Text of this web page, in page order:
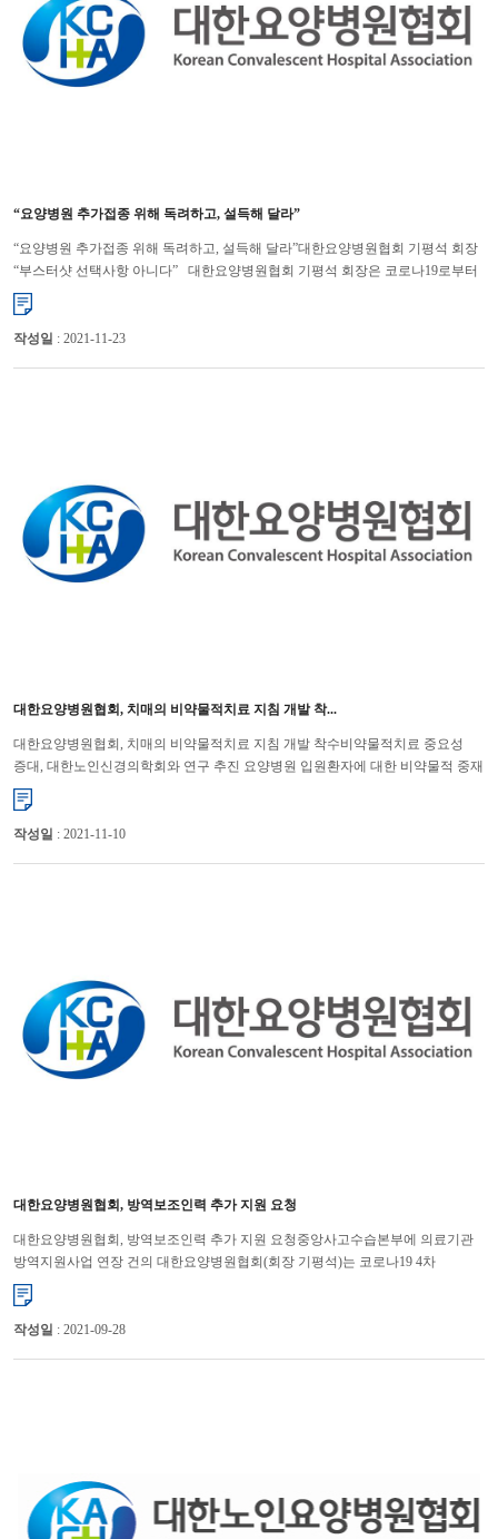
“요양병원 추가접종 위해 독려하고, 설득해 달라”
“요양병원 추가접종 위해 독려하고, 설득해 달라”대한요양병원협회 기평석 회장
“부스터샷 선택사항 아니다” 대한요양병원협회 기평석 회장은 코로나19로부터
요양병원 입원환자들을 보호할 수 있는 유일한 ...
작성일 : 2021-11-23
대한요양병원협회, 치매의 비약물적치료 지침 개발 착...
대한요양병원협회, 치매의 비약물적치료 지침 개발 착수비약물적치료 중요성
증대, 대한노인신경의학회와 연구 추진 요양병원 입원환자에 대한 비약물적 중재
및 환자안전 체계 개선을 통한 적절한 진료 제공을 위해 지침 ...
작성일 : 2021-11-10
대한요양병원협회, 방역보조인력 추가 지원 요청
대한요양병원협회, 방역보조인력 추가 지원 요청중앙사고수습본부에 의료기관
방역지원사업 연장 건의 대한요양병원협회(회장 기평석)는 코로나19 4차
대유행으로 요양병원들이 방역에 어려움을 겪고 있다며 방역보조인력...
작성일 : 2021-09-28